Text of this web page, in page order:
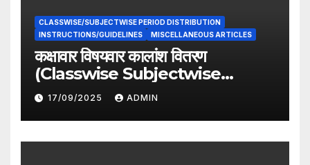
CLASSWISE/SUBJECTWISE PERIOD DISTRIBUTION
INSTRUCTIONS/GUIDELINES
MISCELLANEOUS ARTICLES
कक्षावार विषयवार कालांश वितरण
(Classwise Subjectwise
period distribution)
17/09/2025 ADMIN